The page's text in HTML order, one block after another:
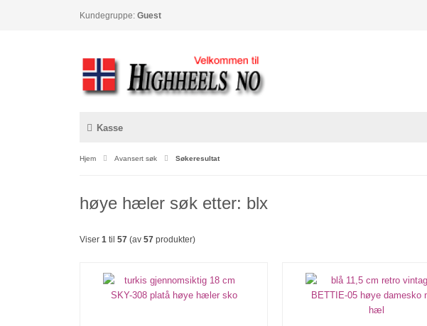
Kundegruppe: Guest
Kasse
Hjem Avansert søk Søkeresultat
høye hæler søk etter: blx
Viser 1 til 57 (av 57 produkter)